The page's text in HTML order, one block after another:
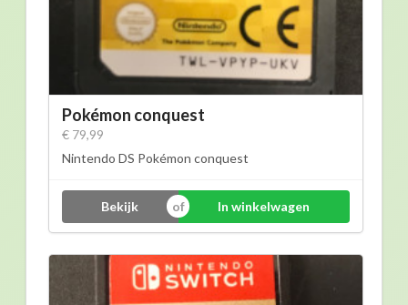
Pokémon conquest
€ 79,99
Nintendo DS Pokémon conquest
Bekijk In winkelwagen